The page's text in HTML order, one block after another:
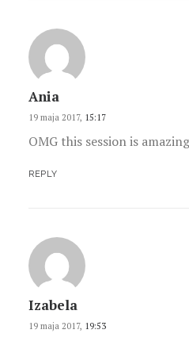
Ania
19 maja 2017, 15:17
OMG this session is
REPLY
Izabela
19 maja 2017, 19:53